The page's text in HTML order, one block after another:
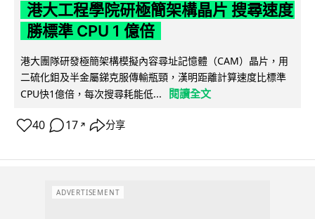
港大工程學院研極簡架構晶片 搜尋速度
勝標準 CPU 1 億倍
港大團隊研發極簡架構模擬內容尋址記憶體（CAM）晶片，用
二硫化鉬及半金屬銻克服傳輸瓶頸，漢明距離計算速度比標準
CPU快1億倍，每次搜尋耗能低...
閱讀全文
40 17 ↗ 分享
ADVERTISEMENT